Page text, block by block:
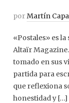
porMartín
«Postales» es
Altaïr
tomado en sus
partida para
que reflexiona
honestidad y […]